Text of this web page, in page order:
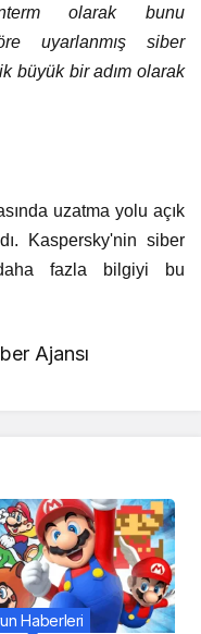
olarak bunu
uyarlanmış siber
büyük bir adım olarak
uzatma yolu açık
Kaspersky'nin siber
daha fazla bilgiyi
bu
Ajansı
Haberleri